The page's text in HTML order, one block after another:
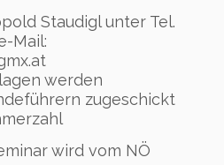
Staudigl unter Tel.
Mail:
werden
zugeschickt
wird vom NÖ